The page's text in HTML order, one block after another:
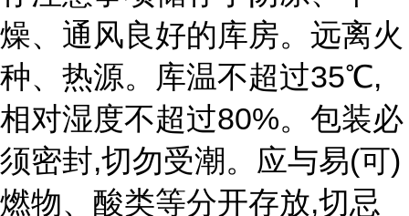
燥、通风良好的库房。远离火
种、热源。库温不超过35℃,
相对湿度不超过80%。包装必
须密封,切勿受潮。应与易(可)
燃物、酸类等分开存放,切忌